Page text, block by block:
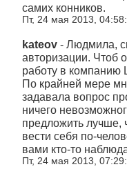
самих конников.
Пт, 24 мая 2013,
kateov - Людмила,
авторизации. Чтоб
работу в компанию
По крайней мере
задавала вопрос
ничего
предложить лучше,
вести себя по-
вами кто-то
Пт, 24 мая 2013,